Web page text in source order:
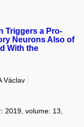
Triggers a Pro-
Neurons Also of
With the
Václav
2019, volume: 13,